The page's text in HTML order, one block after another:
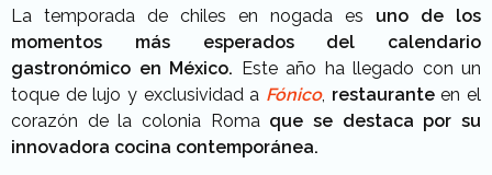
La temporada de chiles en nogada es uno de los
momentos más esperados del calendario
gastronómico en México. Este año ha llegado con un
toque de lujo y exclusividad a Fónico, restauranteen el
corazón de la colonia Roma que se destaca por su
innovadora cocina contemporánea.